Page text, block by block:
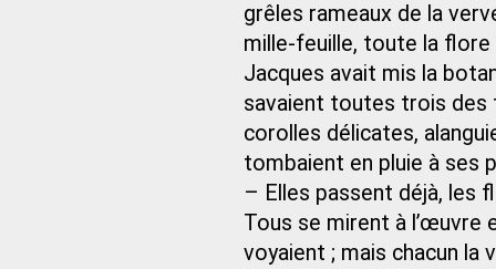
grêles rameaux de la
mille-feuille, toute la flore
Jacques avait mis la
savaient toutes trois des
corolles délicates,
tombaient en pluie à ses
– Elles passent déjà, les
Tous se mirent à l’œuvre
voyaient ; mais chacun la